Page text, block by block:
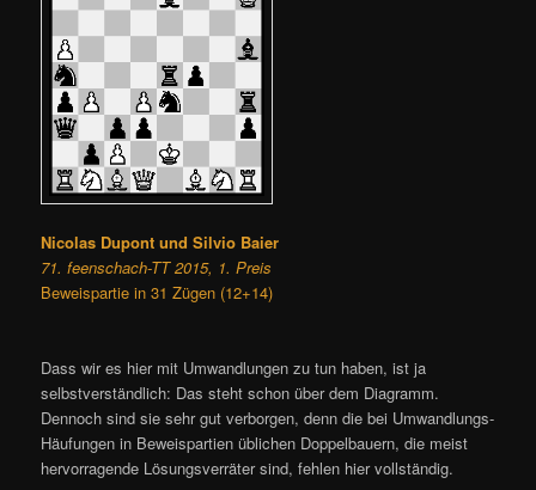
Nicolas Dupont und Silvio Baier
71. feenschach-TT 2015, 1. Preis
Beweispartie in 31 Zügen (12+14)
Dass wir es hier mit Umwandlungen zu tun haben, ist ja
selbstverständlich: Das steht schon über dem Diagramm.
Dennoch sind sie sehr gut verborgen, denn die bei Umwandlungs-
Häufungen in Beweispartien üblichen Doppelbauern, die meist
hervorragende Lösungsverräter sind, fehlen hier vollständig.